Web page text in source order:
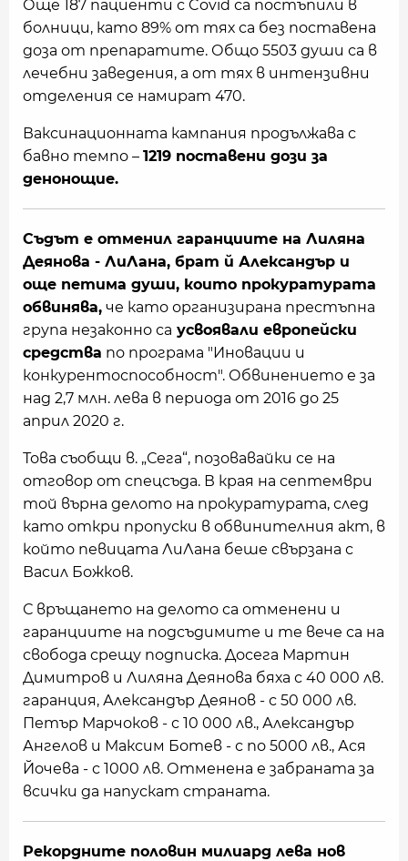
Още 187 пациенти с Covid са постъпили в
болници, като 89% от тях са без поставена
доза от препаратите. Общо 5503 души са в
лечебни заведения, а от тях в интензивни
отделения се намират 470.
Ваксинационната кампания продължава с
бавно темпо – 1219 поставени дози за
денонощие.
Съдът е отменил гаранциите на Лиляна
Деянова - ЛиЛана, брат й Александър и
още петима души, които прокуратурата
обвинява, че като организирана престъпна
група незаконно са усвоявали европейски
средства по програма "Иновации и
конкурентоспособност". Обвинението е за
над 2,7 млн. лева в периода от 2016 до 25
април 2020 г.
Това съобщи в. „Сега“, позовавайки се на
отговор от спецсъда. В края на септември
той върна делото на прокуратурата, след
като откри пропуски в обвинителния акт, в
който певицата ЛиЛана беше свързана с
Васил Божков.
С връщането на делото са отменени и
гаранциите на подсъдимите и те вече са на
свобода срещу подписка. Досега Мартин
Димитров и Лиляна Деянова бяха с 40 000 лв.
гаранция, Александър Деянов - с 50 000 лв.
Петър Марчоков - с 10 000 лв., Александър
Ангелов и Максим Ботев - с по 5000 лв., Ася
Йочева - с 1000 лв. Отменена е забраната за
всички да напускат страната.
Рекордните половин милиард лева нов